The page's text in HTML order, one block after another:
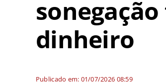
dinheiro
Publicado em: 01/07/2026 08:59